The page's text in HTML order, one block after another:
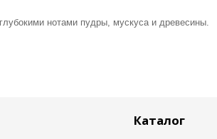
нотами пудры, мускуса и древесины.
Каталог